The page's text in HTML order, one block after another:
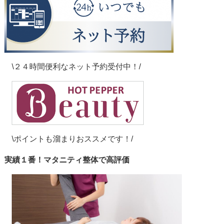
\２４時間便利なネット予約受付中！/
\ポイントも溜まりおススメです！/
実績１番！マタニティ整体で高評価